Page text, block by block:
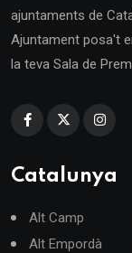
ajuntaments de
Ajuntament posa't
la teva Sala de
Catalunya
Alt Camp
Alt Empordà